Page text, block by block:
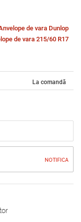
de vara Dunlop
de vara 215/60 R17
La comandă
NOTIFICA